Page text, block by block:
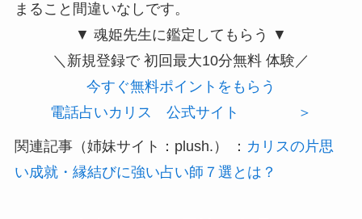
まること間違いなしです。
▼ 魂姫先生に鑑定してもらう ▼
＼新規登録で 初回最大10分無料 体験／
今すぐ無料ポイントをもらう
電話占いカリス 公式サイト ＞
関連記事（姉妹サイト：plush.） ： カリスの片思
い成就・縁結びに強い占い師７選とは？